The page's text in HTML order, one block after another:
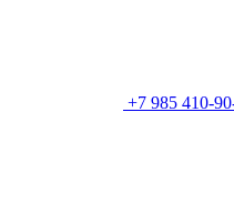
+7 985 410-